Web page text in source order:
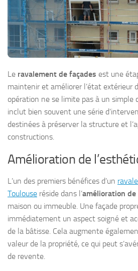
Le ravalement de façades est une
maintenir et améliorer l’état extérieur
opération ne se limite pas à un simple
inclut bien souvent une série
destinées à préserver la structure et
constructions.
Amélioration de
L’un des premiers bénéfices d’un
Toulouse réside dans l’amélioration
maison ou immeuble. Une façade
immédiatement un aspect soigné et
de la bâtisse. Cela augmente
valeur de la propriété, ce qui peut
de revente.